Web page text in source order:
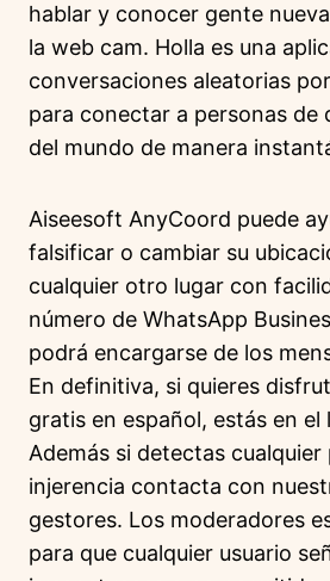
hablar y conocer gente
la web cam. Holla es una
conversaciones aleatorias
para conectar a personas de
del mundo de manera
Aiseesoft AnyCoord puede
falsificar o cambiar su
cualquier otro lugar con
número de WhatsApp
podrá encargarse de los
En definitiva, si quieres
gratis en español, estás en el
Además si detectas cualquier
injerencia contacta con
gestores. Los moderadores
para que cualquier usuario